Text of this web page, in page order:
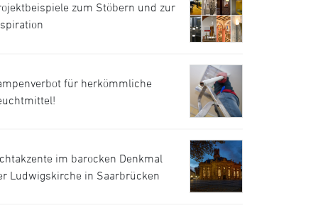
zum Stöbern und zur
für herkömmliche
im barocken Denkmal
Ludwigskirche in Saarbrücken